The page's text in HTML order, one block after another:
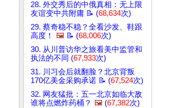
28. 外交秀后的中俄真相：无上限
友谊变中共附庸 📝 (68,634次)
29. 蔡奇稳不稳？全看沙发、鞋跟
高度！
🖼️ 📝 (68,006次)
30. 从川普访华之旅看美中监管和
执法的不同 (67,933次)
31. 川习会后就翻脸？北京背叛
170亿美金采购承诺 📝 (67,524次)
32. 网友猛批：五一北京如临大敌
谁将点燃炸药桶？ 🖼️ (67,382次)